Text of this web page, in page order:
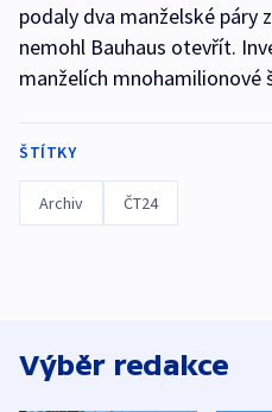
podaly dva manželské páry
nemohl Bauhaus otevřít.
manželích mnohamilionové
ŠTÍTKY
Archiv ČT24
Výběr redakce